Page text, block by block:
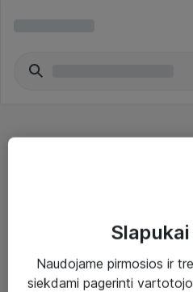
Sprendimai ir paslaugos
Naudojame pirmosios ir
siekdami pagerinti